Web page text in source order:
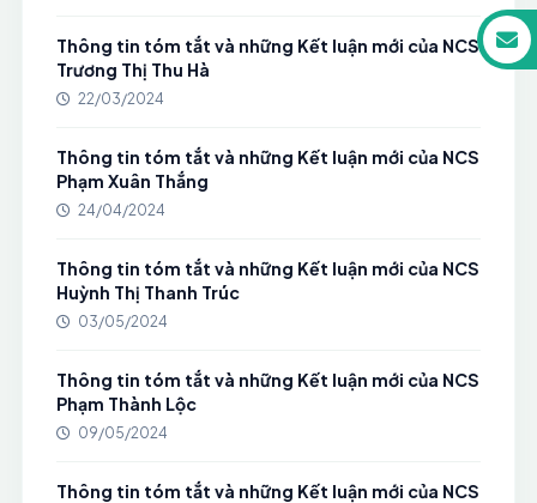
Thông tin tóm tắt và những Kết luận mới của NCS
Trương Thị Thu Hà
22/03/2024
Thông tin tóm tắt và những Kết luận mới của NCS
Phạm Xuân Thắng
24/04/2024
Thông tin tóm tắt và những Kết luận mới của NCS
Huỳnh Thị Thanh Trúc
03/05/2024
Thông tin tóm tắt và những Kết luận mới của NCS
Phạm Thành Lộc
09/05/2024
Thông tin tóm tắt và những Kết luận mới của NCS